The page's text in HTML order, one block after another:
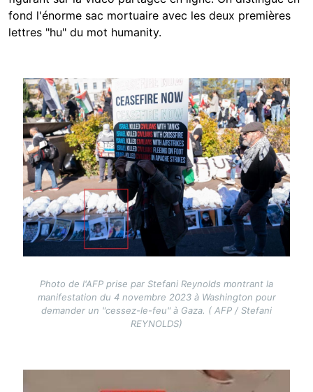
fond l'énorme sac mortuaire avec les deux premières
lettres "hu" du mot humanity.
Image
Photo de l'AFP prise par Stefani Reynolds montrant la
manifestation du 4 novembre 2023 à Washington pour
demander un "cessez-le-feu" à Gaza. ( AFP / Stefani
REYNOLDS)